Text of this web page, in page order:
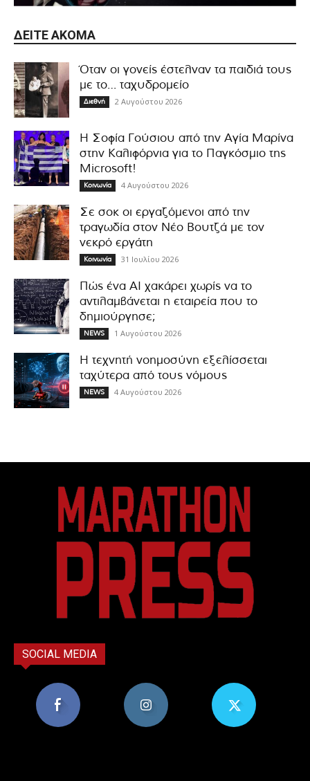
ΔΕΊΤΕ ΑΚΌΜΑ
Όταν οι γονείς έστελναν τα παιδιά τους
με το… ταχυδρομείο
Διεθνή 2 Αυγούστου 2026
Η Σοφία Γούσιου από την Αγία Μαρίνα
στην Καλιφόρνια για το Παγκόσμιο της
Microsoft!
Κοινωνία 4 Αυγούστου 2026
Σε σοκ οι εργαζόμενοι από την
τραγωδία στον Νέο Βουτζά με τον
νεκρό εργάτη
Κοινωνία 31 Ιουλίου 2026
Πώς ένα AI χακάρει χωρίς να το
αντιλαμβάνεται η εταιρεία που το
δημιούργησε;
NEWS 1 Αυγούστου 2026
Η τεχνητή νοημοσύνη εξελίσσεται
ταχύτερα από τους νόμους
NEWS 4 Αυγούστου 2026
SOCIAL MEDIA